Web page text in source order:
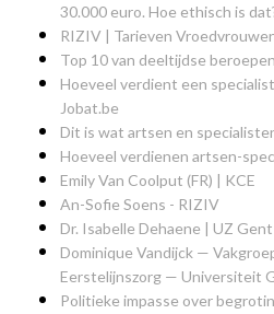
30.000 euro. Hoe ethisch is
RIZIV | Tarieven
Top 10 van deeltijdse
Hoeveel verdient een
Jobat.be
Dit is wat artsen en
Hoeveel verdienen artsen-
Emily Van Coolput (FR) | KCE
An-Sofie Soens - RIZIV
Dr. Isabelle Dehaene | UZ Gent
Dominique Vandijck —
Eerstelijnszorg — Universiteit
Politieke impasse over